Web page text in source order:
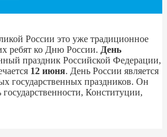
России это уже традиционное
ребят ко Дню России. День
праздник Российской Федерации,
12 июня. День России является
государственных праздников. Он
Конституции,